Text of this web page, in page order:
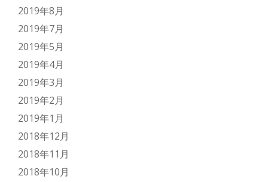
2019年8月
2019年7月
2019年5月
2019年4月
2019年3月
2019年2月
2019年1月
2018年12月
2018年11月
2018年10月